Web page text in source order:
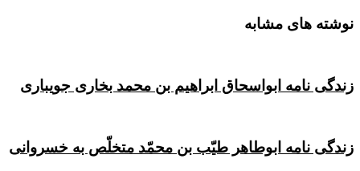
نوشته های مشابه
زندگی نامه ابواسحاق ابراهیم بن محمد بخاری جویباری
زندگی نامه ابوطاهر طیّب بن محمّد متخلّص به خسروانی